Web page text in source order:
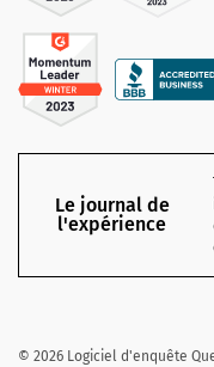
Le journal de
l'expérience
© 2026 Logiciel d'enquête